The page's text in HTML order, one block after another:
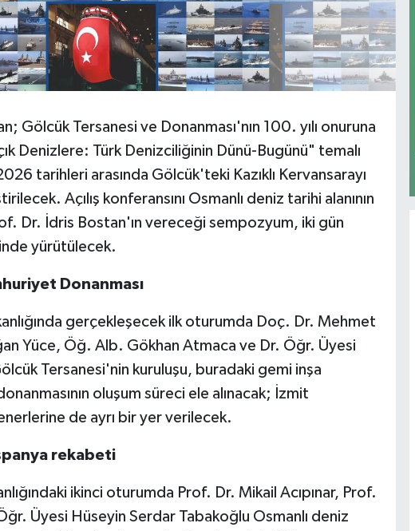
Gölcük Tersanesi ve Donanması'nın 100. yılı onuruna
Denizlere: Türk Denizciliğinin Dünü-Bugünü" temalı
tarihleri arasında Gölcük'teki Kazıklı Kervansarayı
Açılış konferansını Osmanlı deniz tarihi alanının
Dr. İdris Bostan'ın vereceği sempozyum, iki gün
yürütülecek.
Donanması
gerçekleşecek ilk oturumda Doç. Dr. Mehmet
Yüce, Öğ. Alb. Gökhan Atmaca ve Dr. Öğr. Üyesi
Tersanesi'nin kuruluşu, buradaki gemi inşa
oluşum süreci ele alınacak; İzmit
de ayrı bir yer verilecek.
rekabeti
ikinci oturumda Prof. Dr. Mikail Acıpınar, Prof.
Üyesi Hüseyin Serdar Tabakoğlu Osmanlı deniz